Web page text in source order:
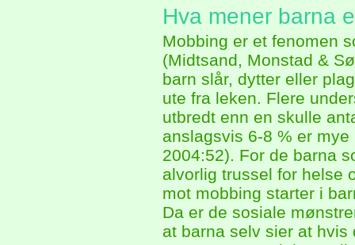
Hva mener barna
Mobbing er et fenomen
(Midtsand, Monstad &
barn slår, dytter eller
ute fra leken. Flere
utbredt enn en skulle
anslagsvis 6-8 % er
2004:52). For de barna
alvorlig trussel for helse
mot mobbing starter i
Da er de sosiale
at barna selv sier at